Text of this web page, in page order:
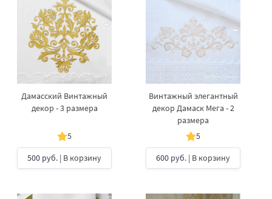
Дамасский Винтажный
декор - 3 размера
5
500 руб. | В корзину
Винтажный элегантный
декор Дамаск Мега - 2
размера
5
600 руб. | В корзину